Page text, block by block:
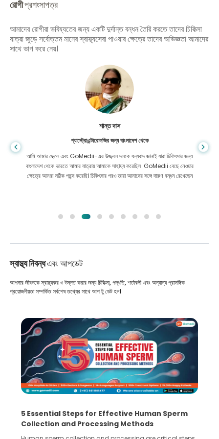
রোগীপ্রশংসাপত্র
আমাদের রোগীরা ভবিষ্যতের জন্য একটি দুর্দান্ত বন্ধন তৈরি করতে তাদের চিকিত্সা
যাত্রা জুড়ে সর্বোত্তম মানের স্বাস্থ্যসেবা পাওয়ার ক্ষেত্রে তাদের অভিজ্ঞতা আমাদের
সাথে ভাগ করে নেয়।
শান্ত দাস
গ্যাস্ট্রোএন্টারোলজির জন্য বাংলাদেশ থেকে
আমি আমার ছেলে এবং GoMedii-এর উজ্জ্বল দলকে ধন্যবাদ জানাই যারা চিকিৎসার জন্য
বাংলাদেশ থেকে ভারতে আমার যাত্রায় আমাকে সাহায্য করেছিল। GoMedii বেছে নেওয়ার
ক্ষেত্রে আমরা সঠিক পছন্দ করেছি। চিকিৎসার পরও তারা আমাদের সঙ্গে দারুণ বন্ধন রেখেছেন
স্বাস্থ্য নিবন্ধএবং আপডেট
আপনার জীবনকে স্বাস্থ্যকর ও উন্নত করার জন্য চিকিত্সা, পদ্ধতি, শর্তাবলী এবং অন্যান্য প্রাসঙ্গিক
প্রয়োজনীয়তা সম্পর্কিত সর্বশেষ তথ্যের সাথে আপ টু ডেট হন।
5 Essential Steps for Effective Human Sperm
Collection and Processing Methods